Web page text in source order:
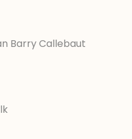
Barry Callebaut